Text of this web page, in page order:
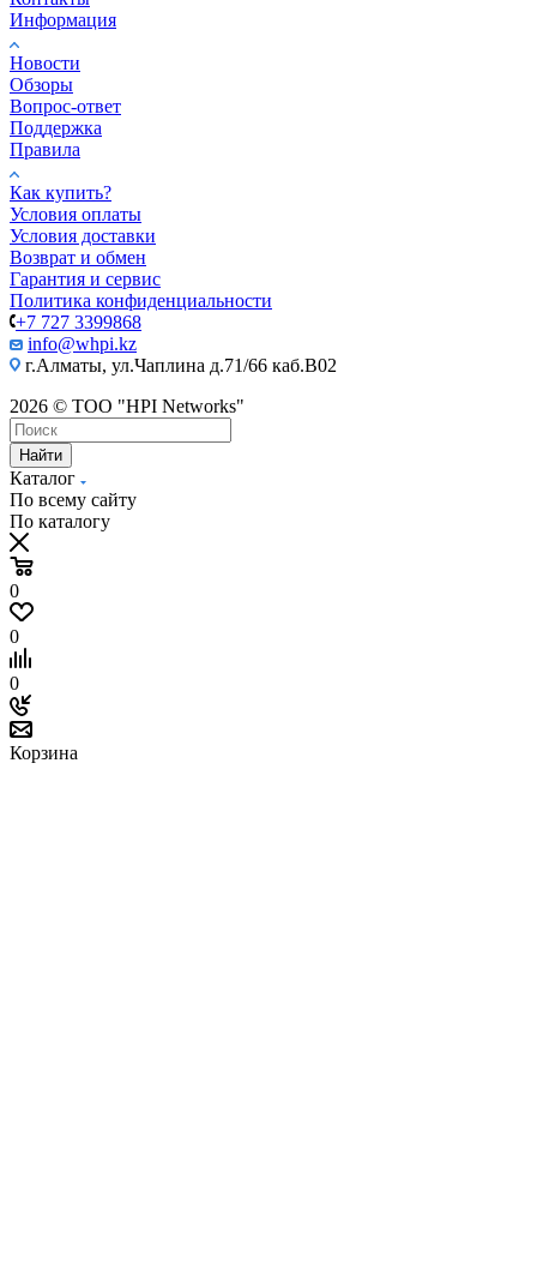
Информация
Новости
Обзоры
Вопрос-ответ
Поддержка
Правила
Как купить?
Условия оплаты
Условия доставки
Возврат и обмен
Гарантия и сервис
Политика конфиденциальности
+7 727 3399868
info@whpi.kz
г.Алматы, ул.Чаплина д.71/66 каб.B02
2026 © ТОО "HPI Networks"
Найти
Каталог
По всему сайту
По каталогу
0
0
0
Корзина